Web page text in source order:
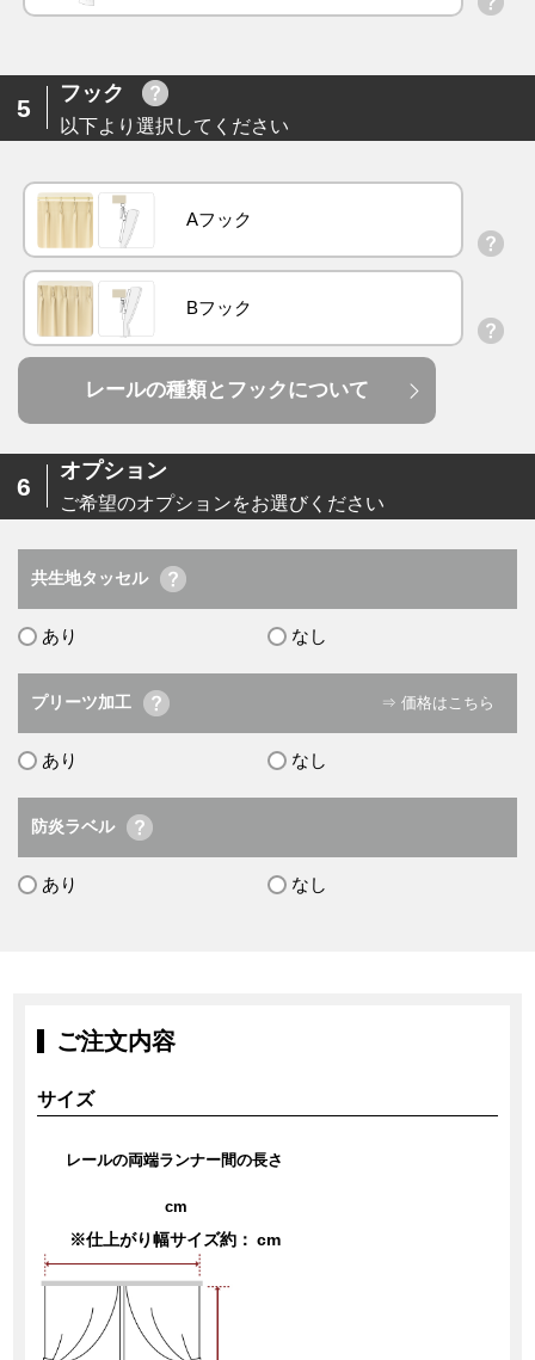
5
フック
以下より選択してください
Aフック
Bフック
レールの種類とフックについて
6
オプション
ご希望のオプションをお選びください
共生地タッセル
あり なし
プリーツ加工 ⇒ 価格はこちら
あり なし
防炎ラベル
あり なし
ご注文内容
サイズ
レールの両端ランナー間の長さ
cm
※仕上がり幅サイズ約： cm